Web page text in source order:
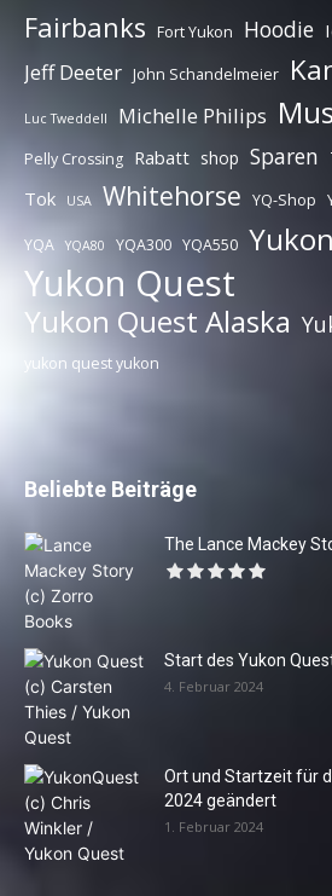
Fairbanks Fort Yukon Hoodie
Jeff Deeter John Schandelmeier
Luc Tweddell Michelle Philips
Pelly Crossing Rabatt shop Sparen
Tok USA Whitehorse YQ-Shop
YQA YQA80 YQA300 YQA550 Yukon
Yukon Quest
Yukon Quest Alaska
yukon quest yukon
Beliebte Beiträge
The Lance Mackey
Start des Yukon
4. Februar 2024
Ort und Startzeit für
2024 geändert
1. Februar 2024